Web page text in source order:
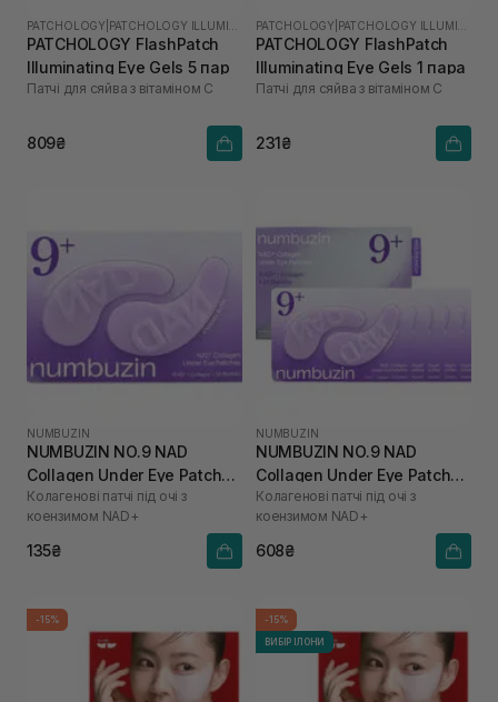
PATCHOLOGY
PATCHOLOGY FlashPatch
Illuminating Eye Gels 5 пар
Патчі для сяйва з вітаміном С
809₴
PATCHOLOGY
PATCHOLOGY FlashPatch
Illuminating Eye Gels 1 пара
Патчі для сяйва з вітаміном С
231₴
NUMBUZIN
NUMBUZIN NO.9 NAD
Collagen Under Eye Patches
1 шт* 8 г
Колагенові патчі під очі з
коензимом NAD+
135₴
NUMBUZIN
NUMBUZIN NO.9 NAD
Collagen Under Eye Patches
5 шт* 8 г
Колагенові патчі під очі з
коензимом NAD+
608₴
-15%
-15%
ВИБІР ІЛОНИ